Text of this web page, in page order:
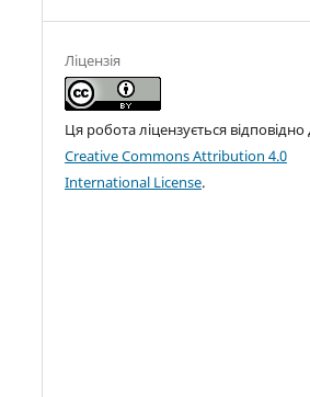
Ліцензія
Ця робота ліцензується відповідно
Creative Commons Attribution 4.0
International License.